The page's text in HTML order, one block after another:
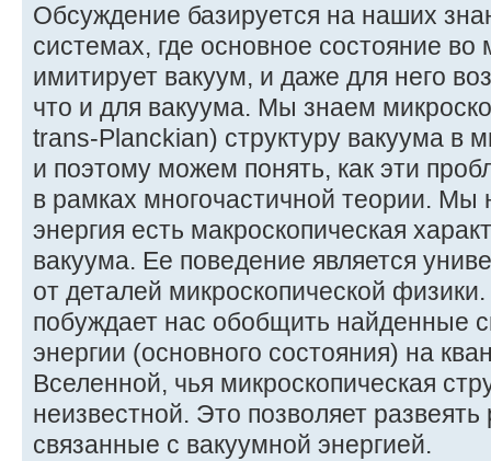
Обсуждение базируется на наших
системах, где основное состояние
имитирует вакуум, и даже для него
что и для вакуума. Мы знаем
trans-Planckian) структуру вакуума в
и поэтому можем понять, как эти
в рамках многочастичной теории. Мы
энергия есть макроскопическая
вакуума. Ее поведение является
от деталей микроскопической
побуждает нас обобщить найденные
энергии (основного состояния) на
Вселенной, чья микроскопическая
неизвестной. Это позволяет
связанные с вакуумной энергией.